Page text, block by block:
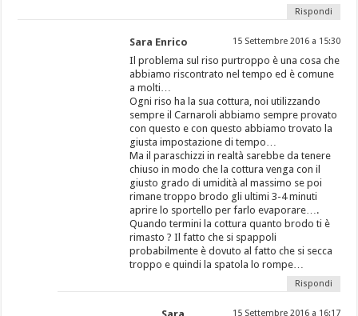
Rispondi
Sara Enrico 15 Settembre 2016 a 15:30
Il problema sul riso purtroppo è una cosa che
abbiamo riscontrato nel tempo ed è comune
a molti…
Ogni riso ha la sua cottura, noi utilizzando
sempre il Carnaroli abbiamo sempre provato
con questo e con questo abbiamo trovato la
giusta impostazione di tempo…
Ma il paraschizzi in realtà sarebbe da tenere
chiuso in modo che la cottura venga con il
giusto grado di umidità al massimo se poi
rimane troppo brodo gli ultimi 3-4 minuti
aprire lo sportello per farlo evaporare….
Quando termini la cottura quanto brodo ti è
rimasto ? Il fatto che si spappoli
probabilmente è dovuto al fatto che si secca
troppo e quindi la spatola lo rompe…
Rispondi
15 Settembre 2016 a 16:17